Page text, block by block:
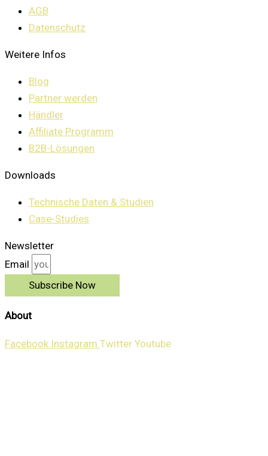
AGB
Datenschutz
Weitere Infos
Blog
Partner werden
Händler
Affiliate Programm
B2B-Lösungen
Downloads
Technische Daten & Studien
Case-Studies
Newsletter
Email
Subscribe Now
About
Facebook Instagram Twitter Youtube